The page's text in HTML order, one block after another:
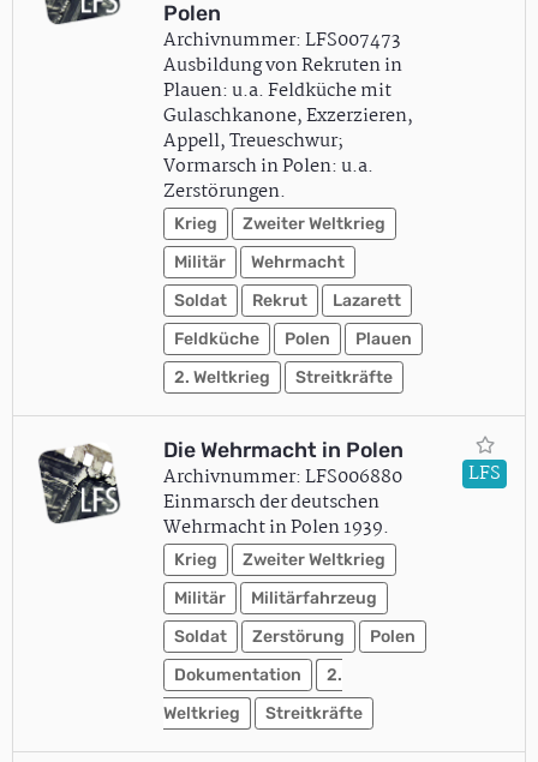
Polen
Archivnummer: LFS007473
Ausbildung von Rekruten in
Plauen: u.a. Feldküche mit
Gulaschkanone, Exzerzieren,
Appell, Treueschwur;
Vormarsch in Polen: u.a.
Zerstörungen.
Krieg
Zweiter Weltkrieg
Militär
Wehrmacht
Soldat
Rekrut
Lazarett
Feldküche
Polen
Plauen
2. Weltkrieg
Streitkräfte
Die Wehrmacht in Polen
Archivnummer: LFS006880
Einmarsch der deutschen
Wehrmacht in Polen 1939.
Krieg
Zweiter Weltkrieg
Militär
Militärfahrzeug
Soldat
Zerstörung
Polen
Dokumentation
2.
Weltkrieg
Streitkräfte
LFS